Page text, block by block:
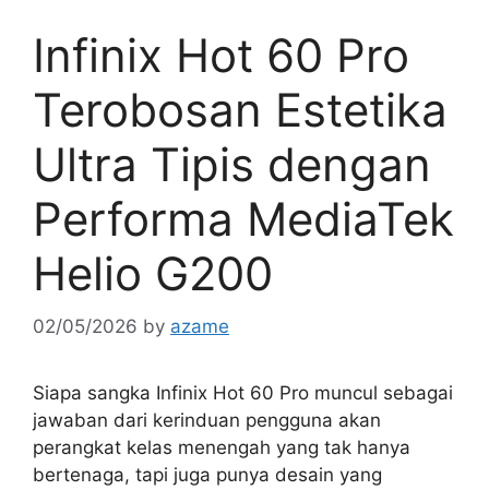
Infinix Hot 60 Pro
Terobosan Estetika
Ultra Tipis dengan
Performa MediaTek
Helio G200
02/05/2026 by azame
Siapa sangka Infinix Hot 60 Pro muncul sebagai
jawaban dari kerinduan pengguna akan
perangkat kelas menengah yang tak hanya
bertenaga, tapi juga punya desain yang